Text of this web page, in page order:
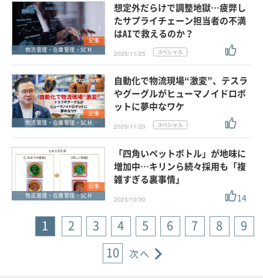
記事
物流管理・在庫管理・SCM
想定外だらけで調整地獄…疲弊し
たサプライチェーン担当者の不満
はAIで救えるのか？
2025/11/25
記事
物流管理・在庫管理・SCM
自動化で物流現場“激変”、テスラ
やグーグルがヒューマノイドロボ
ットに夢中なワケ
2025/11/20
記事
物流管理・在庫管理・SCM
「四角いペットボトル」が地味に
増加中…キリンら続々採用も「複
雑すぎる裏事情」
2025/10/30 14
1 2 3 4 5 6 7 8
9
10
次へ